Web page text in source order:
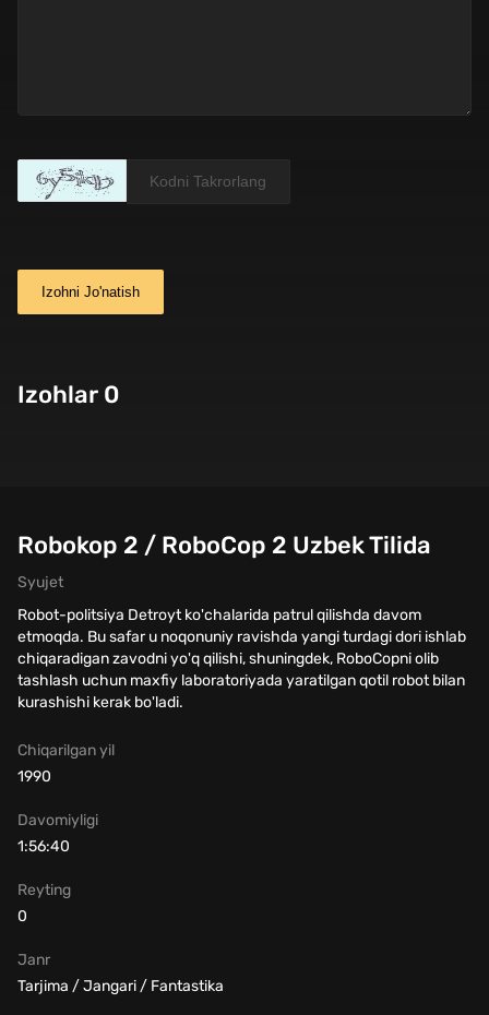
Izohni Jo'natish
Izohlar 0
Robokop 2 / RoboCop 2 Uzbek Tilida
Syujet
Robot-politsiya Detroyt ko'chalarida patrul qilishda davom
etmoqda. Bu safar u noqonuniy ravishda yangi turdagi dori ishlab
chiqaradigan zavodni yo'q qilishi, shuningdek, RoboCopni olib
tashlash uchun maxfiy laboratoriyada yaratilgan qotil robot bilan
kurashishi kerak bo'ladi.
Chiqarilgan yil
1990
Janr
Tarjima / Jangari / Fantastika
Davomiyligi
1:56:40
Reyting
0